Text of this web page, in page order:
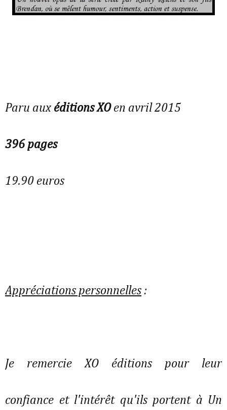
Paru aux éditions XOen avril 2015
396 pages
19.90 euros
Appréciations personnelles :
Je remercie XO éditions pour leur
confiance et l'intérêt qu'ils portent à Un